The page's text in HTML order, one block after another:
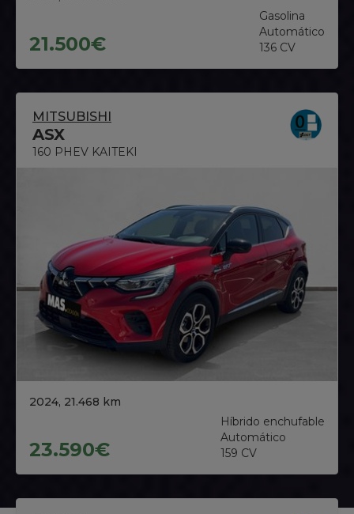
21.500€
Gasolina
Automático
136 CV
MITSUBISHI
ASX
160 PHEV KAITEKI
2024, 21.468 km
23.590€
Híbrido enchufable
Automático
159 CV